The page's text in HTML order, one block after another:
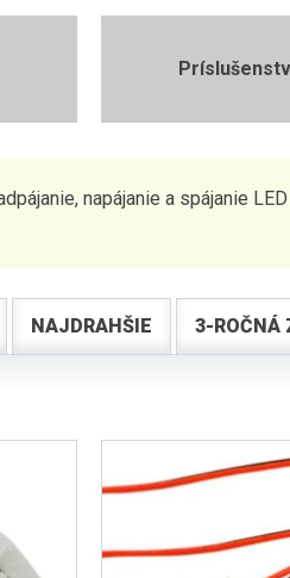
napájanie a spájanie
NAJDRAHŠIE 3-ROČNÁ